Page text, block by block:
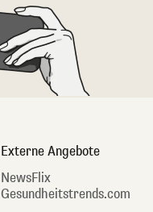
Externe Angebote
NewsFlix
Gesundheitstrends.com